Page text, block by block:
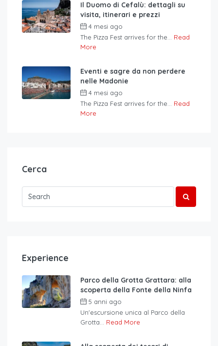
Il Duomo di Cefalù: dettagli su
visita, itinerari e prezzi
4 mesi ago
The Pizza Fest arrives for the... Read
More
Eventi e sagre da non perdere
nelle Madonie
4 mesi ago
The Pizza Fest arrives for the... Read
More
Cerca
Experience
Parco della Grotta Grattara: alla
scoperta della Fonte della Ninfa
5 anni ago
Un'escursione unica al Parco della
Grotta... Read More